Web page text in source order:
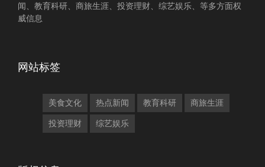
闻、教育科研、商旅生涯、投资理财、综艺娱乐、等多方面权
威信息
网站标签
美食文化 热点新闻 教育科研 商旅生涯
投资理财 综艺娱乐